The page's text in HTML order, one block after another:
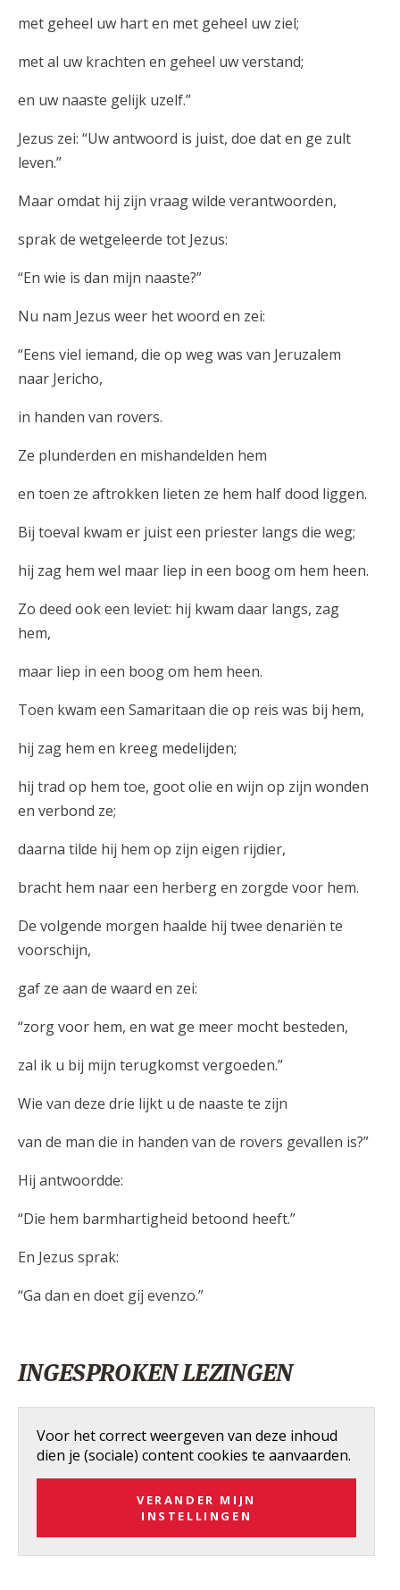
met geheel uw hart en met geheel uw ziel;
met al uw krachten en geheel uw verstand;
en uw naaste gelijk uzelf.”
Jezus zei: “Uw antwoord is juist, doe dat en ge zult
leven.”
Maar omdat hij zijn vraag wilde verantwoorden,
sprak de wetgeleerde tot Jezus:
“En wie is dan mijn naaste?”
Nu nam Jezus weer het woord en zei:
“Eens viel iemand, die op weg was van Jeruzalem
naar Jericho,
in handen van rovers.
Ze plunderden en mishandelden hem
en toen ze aftrokken lieten ze hem half dood liggen.
Bij toeval kwam er juist een priester langs die weg;
hij zag hem wel maar liep in een boog om hem heen.
Zo deed ook een leviet: hij kwam daar langs, zag
hem,
maar liep in een boog om hem heen.
Toen kwam een Samaritaan die op reis was bij hem,
hij zag hem en kreeg medelijden;
hij trad op hem toe, goot olie en wijn op zijn wonden
en verbond ze;
daarna tilde hij hem op zijn eigen rijdier,
bracht hem naar een herberg en zorgde voor hem.
De volgende morgen haalde hij twee denariën te
voorschijn,
gaf ze aan de waard en zei:
“zorg voor hem, en wat ge meer mocht besteden,
zal ik u bij mijn terugkomst vergoeden.”
Wie van deze drie lijkt u de naaste te zijn
van de man die in handen van de rovers gevallen is?”
Hij antwoordde:
“Die hem barmhartigheid betoond heeft.”
En Jezus sprak:
“Ga dan en doet gij evenzo.”
INGESPROKEN LEZINGEN
Voor het correct weergeven van deze inhoud
dien je (sociale) content cookies te aanvaarden.
VERANDER MIJN
INSTELLINGEN